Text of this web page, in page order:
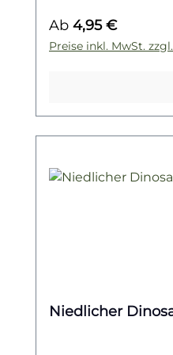
Dann wirf einen
Regulärer Preis:
Ab 4,95 €
Preise inkl. MwSt.
Niedlicher